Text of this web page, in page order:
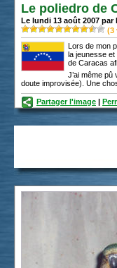
Le poliedro de
Le lundi 13 août 2007 par
(3
Lors de mon
la jeunesse et
de Caracas
J’ai même
doute improvisée). Une
Partager l'image |